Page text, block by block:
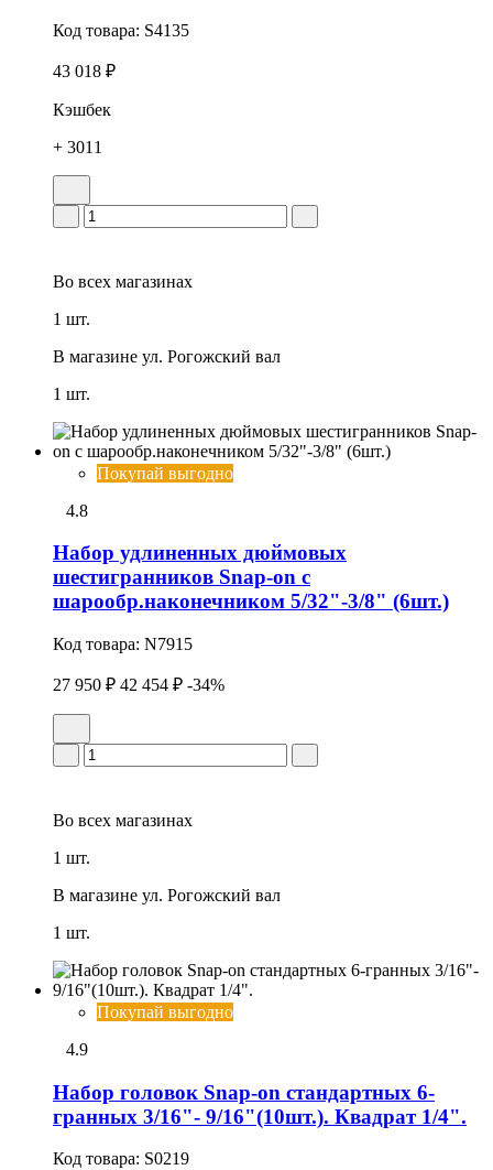
Код товара: S4135
43 018 ₽
Кэшбек
+ 3011
Во всех магазинах
1 шт.
В магазине ул. Рогожский вал
1 шт.
Покупай выгодно
4.8
Набор удлиненных дюймовых
шестигранников Snap-on с
шарообр.наконечником 5/32"-3/8" (6шт.)
Код товара: N7915
27 950 ₽ 42 454 ₽ -34%
Во всех магазинах
1 шт.
В магазине ул. Рогожский вал
1 шт.
Покупай выгодно
4.9
Набор головок Snap-on стандартных 6-
гранных 3/16"- 9/16"(10шт.). Квадрат 1/4".
Код товара: S0219